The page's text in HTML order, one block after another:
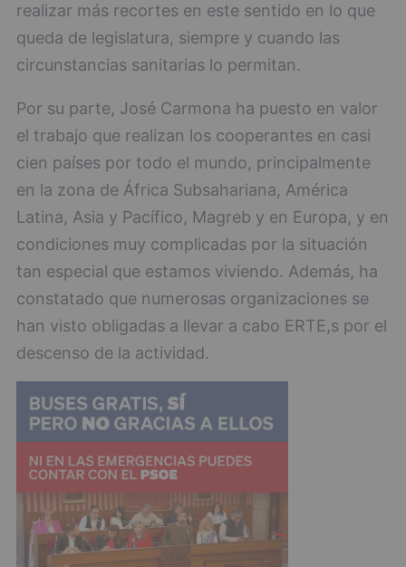
realizar más recortes en este sentido en lo que
queda de legislatura, siempre y cuando las
circunstancias sanitarias lo permitan.
Por su parte, José Carmona ha puesto en valor
el trabajo que realizan los cooperantes en casi
cien países por todo el mundo, principalmente
en la zona de África Subsahariana, América
Latina, Asia y Pacífico, Magreb y en Europa, y en
condiciones muy complicadas por la situación
tan especial que estamos viviendo. Además, ha
constatado que numerosas organizaciones se
han visto obligadas a llevar a cabo ERTE,s por el
descenso de la actividad.